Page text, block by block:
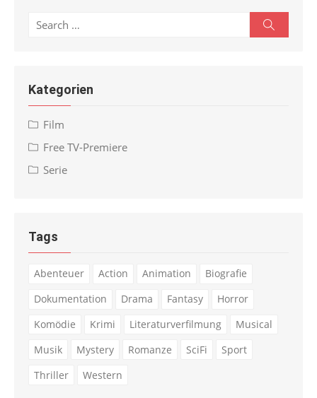
Search
Kategorien
Film
Free TV-Premiere
Serie
Tags
Abenteuer Action Animation
Biografie
Dokumentation
Drama Fantasy
Horror
Komödie
Krimi Literaturverfilmung
Musical
Musik
Mystery Romanze SciFi
Sport
Thriller
Western